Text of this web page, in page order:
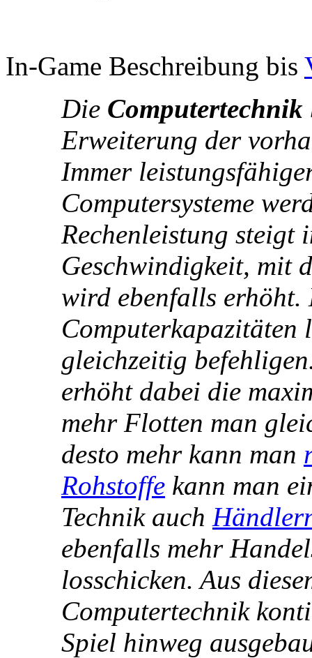
In-Game Beschreibung bis
Die Computertechnik
Erweiterung der
Immer
Computersysteme
Rechenleistung steigt
Geschwindigkeit, mit
wird ebenfalls
Computerkapazitäten
gleichzeitig
erhöht dabei die
mehr Flotten man
desto mehr kann man
Rohstoffe kann man
Technik auch
ebenfalls mehr
losschicken. Aus
Computertechnik
Spiel hinweg